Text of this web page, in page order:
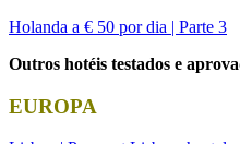
Holanda a € 50 por dia | Parte 3
Outros hotéis testados e
EUROPA